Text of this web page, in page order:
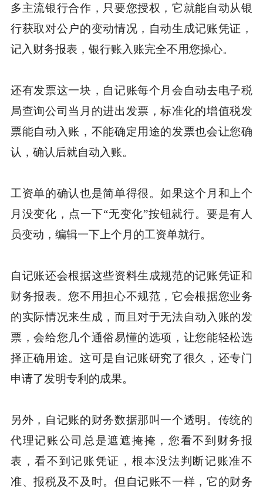
多主流银行合作，只要您授权，它就能自动从银
行获取对公户的变动情况，自动生成记账凭证，
记入财务报表，银行账入账完全不用您操心。
还有发票这一块，自记账每个月会自动去电子税
局查询公司当月的进出发票，标准化的增值税发
票能自动入账，不能确定用途的发票也会让您确
认，确认后就自动入账。
工资单的确认也是简单得很。如果这个月和上个
月没变化，点一下“无变化”按钮就行。要是有人
员变动，编辑一下上个月的工资单就行。
自记账还会根据这些资料生成规范的记账凭证和
财务报表。您不用担心不规范，它会根据您业务
的实际情况来生成，而且对于无法自动入账的发
票，会给您几个通俗易懂的选项，让您能轻松选
择正确用途。这可是自记账研究了很久，还专门
申请了发明专利的成果。
另外，自记账的财务数据那叫一个透明。传统的
代理记账公司总是遮遮掩掩，您看不到财务报
表，看不到记账凭证，根本没法判断记账准不
准、报税及不及时。但自记账不一样，它的财务